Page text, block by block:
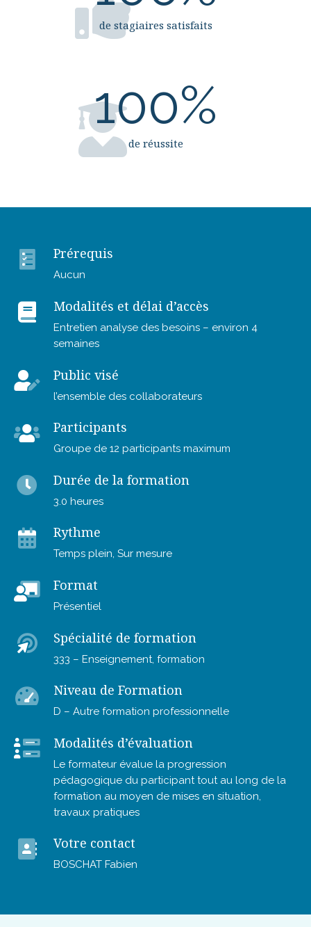
de stagiaires satisfaits
100%
de réussite
Prérequis
Aucun
Modalités et délai d’accès
Entretien analyse des besoins – environ 4
semaines
Public visé
l’ensemble des collaborateurs
Participants
Groupe de 12 participants maximum
Durée de la formation
3.0 heures
Rythme
Temps plein, Sur mesure
Format
Présentiel
Spécialité de formation
333 – Enseignement, formation
Niveau de Formation
D – Autre formation professionnelle
Modalités d’évaluation
Le formateur évalue la progression
pédagogique du participant tout au long de la
formation au moyen de mises en situation,
travaux pratiques
Votre contact
BOSCHAT Fabien